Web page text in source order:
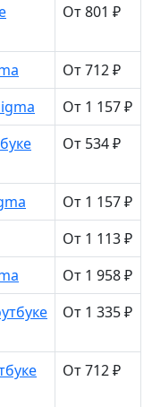
От 801 ₽
От 712 ₽
От 1 157 ₽
От 534 ₽
От 1 157 ₽
От 1 113 ₽
От 1 958 ₽
От 1 335 ₽
От 712 ₽